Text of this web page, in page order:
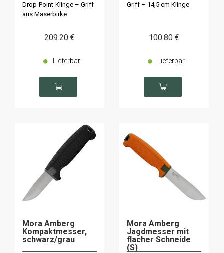
Drop-Point-Klinge – Griff
aus Maserbirke
209.20 €
Lieferbar
Griff – 14,5 cm Klinge
100.80 €
Lieferbar
Mora Amberg
Kompaktmesser,
schwarz/grau
Mora Amberg
Jagdmesser mit
flacher Schneide
(S)